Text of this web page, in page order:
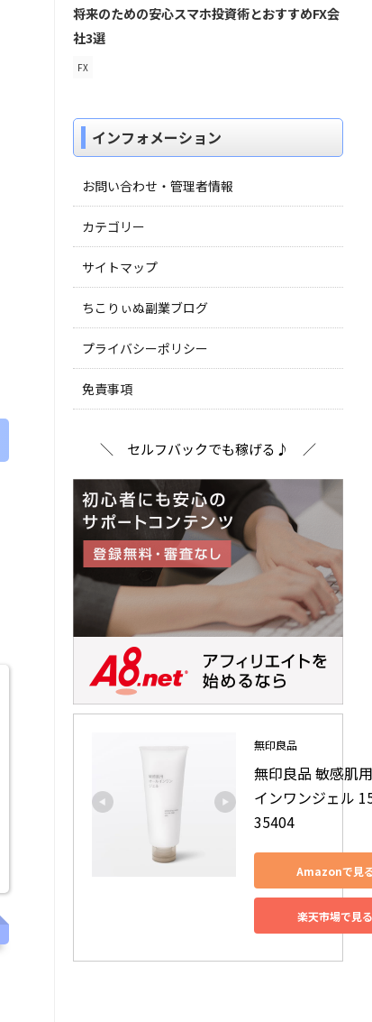
将来のための安心スマホ投資術とおすすめFX会
社3選
FX
インフォメーション
お問い合わせ・管理者情報
カテゴリー
サイトマップ
ちこりぃぬ副業ブログ
プライバシーポリシー
免責事項
＼ セルフバックでも稼げる♪ ／
無印良品
無印良品 敏感肌
インワンジェル
35404
Amazonで見
楽天市場で見る